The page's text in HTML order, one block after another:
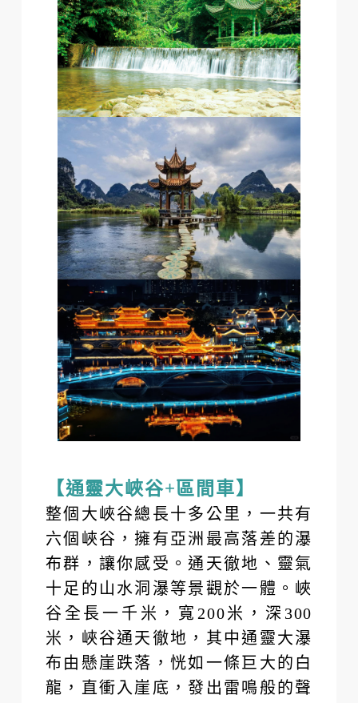
【通靈大峽谷+區間車】
整個大峽谷總長十多公里，一共有
六個峽谷，擁有亞洲最高落差的瀑
布群，讓你感受。通天徹地、靈氣
十足的山水洞瀑等景觀於一體。峽
谷全長一千米，寬200米，深300
米，峽谷通天徹地，其中通靈大瀑
布由懸崖跌落，恍如一條巨大的白
龍，直衝入崖底，發出雷鳴般的聲